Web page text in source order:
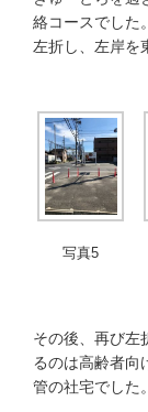
絡コースでした
左折し、左岸を
写真5
その後、再び左
るのは高齢者向
管の社宅でした。